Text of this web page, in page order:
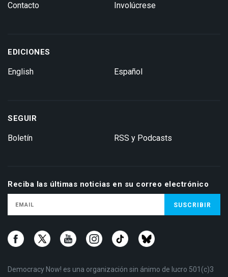
Contacto Involúcrese
EDICIONES
English Español
SEGUIR
Boletín RSS y Podcasts
Reciba las últimas noticias en su correo electrónico
Democracy Now! es una organización sin ánimo de lucro 501(c)3